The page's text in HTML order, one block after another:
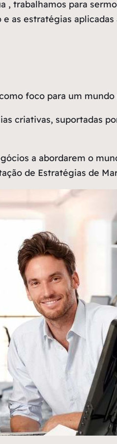
trabalhamos para
as estratégias
focopara um mundo
criativas, suportadas
a abordarem o
de Estratégias de